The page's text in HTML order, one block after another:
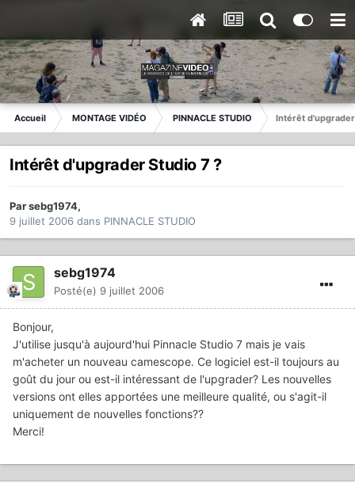
Accueil MONTAGE VIDÉO PINNACLE STUDIO Intérêt
Intérêt d'upgrader Studio 7 ?
Parsebg1974,
9 juillet 2006 dans PINNACLE STUDIO
sebg1974
Posté(e) 9 juillet 2006
Bonjour,
J'utilise jusqu'à aujourd'hui Pinnacle Studio 7 mais je vais
m'acheter un nouveau camescope. Ce logiciel est-il toujours au
goût du jour ou est-il intéressant de l'upgrader? Les nouvelles
versions ont elles apportées une meilleure qualité, ou s'agit-il
uniquement de nouvelles fonctions??
Merci!